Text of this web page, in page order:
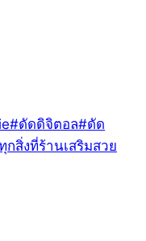
#ดัดดิจิตอล#ดัด
กสิ่งที่ร้านเสริมสวย